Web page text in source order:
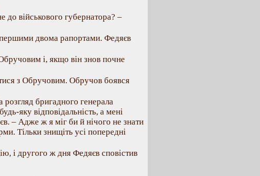
до військового губернатора? –
двома рапортами. Федяєв
і, якщо він знов почне
з Обручовим. Обручов боявся
бригадного генерала
яку відповідальність, а мені
– Адже ж я міг би й нічого не знати
Тільки знищіть усі попередні
і другого ж дня Федяєв сповістив